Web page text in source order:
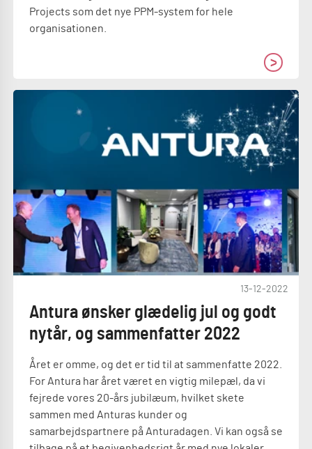
Projects som det nye PPM-system for hele
organisationen.
13-12-2022
Antura ønsker glædelig jul og godt
nytår, og sammenfatter 2022
Året er omme, og det er tid til at sammenfatte 2022.
For Antura har året været en vigtig milepæl, da vi
fejrede vores 20-års jubilæum, hvilket skete
sammen med Anturas kunder og
samarbejdspartnere på Anturadagen. Vi kan også se